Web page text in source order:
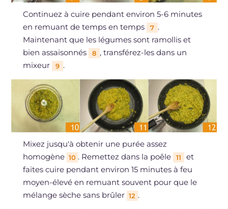
Continuez à cuire pendant environ 5-6 minutes
en remuant de temps en temps
7 .
Maintenant que les légumes sont ramollis et
bien assaisonnés
8 , transférez-les dans un
mixeur
9 .
Mixez jusqu'à obtenir une purée assez
homogène 10 . Remettez dans la poêle 11
et
faites cuire pendant environ 15 minutes à feu
moyen-élevé en remuant souvent pour que le
mélange sèche sans brûler 12 .